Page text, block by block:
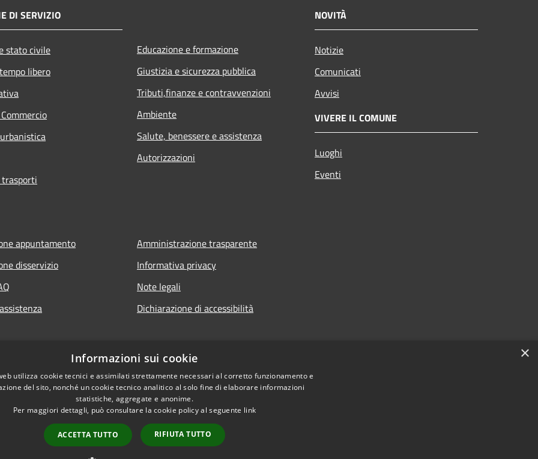
DI SERVIZIO
stato civile
libero
Educazione e formazione
Giustizia e sicurezza pubblica
Tributi,finanze e contravvenzioni
Ambiente
Salute, benessere e assistenza
Autorizzazioni
NOVITÀ
Notizie
Comunicati
Avvisi
VIVERE IL COMUNE
Luoghi
Eventi
appuntamento
disservizio
Amministrazione trasparente
Informativa privacy
Note legali
Dichiarazione di accessibilità
×
Informazioni sui cookie
utilizza cookie tecnici e assimilati strettamente necessari al corretto funzionamento e
del sito, nonché un cookie tecnico analitico al solo fine di elaborare informazioni
statistiche, aggregate e anonime.
Per maggiori dettagli, può consultare la cookie policy al seguente link
ACCETTA TUTTO RIFIUTA TUTTO